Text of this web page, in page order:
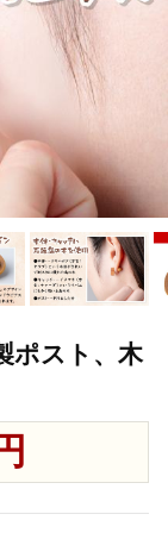
ポスト、木